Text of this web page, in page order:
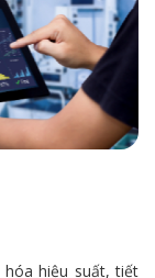
hiệu suất, tiết